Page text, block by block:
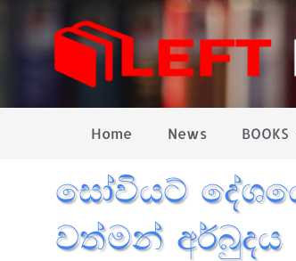
Home News BOOKS
සෝවියට්
වත්මන් අර්බුදය